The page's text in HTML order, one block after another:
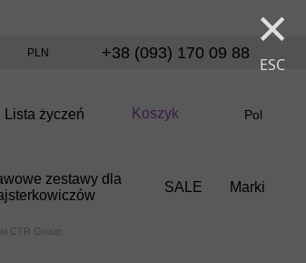
×
ESC
PLN +38 (093) 170 09 88
Lista życzeń Koszyk Pol
zestawy dla
SALE Marki
CTR Group